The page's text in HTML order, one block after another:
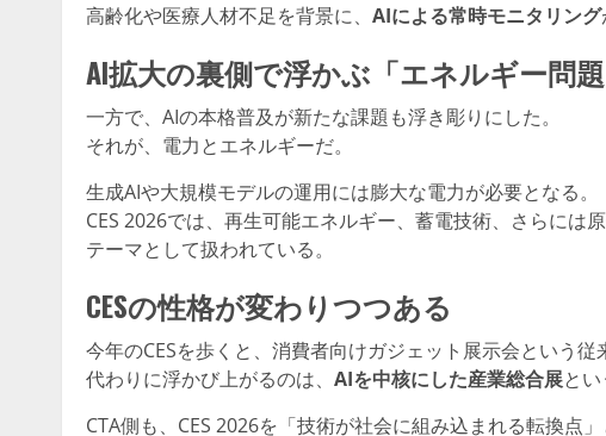
高齢化や医療人材不足を背景に、 AIによる常時モニタリング
AI拡大の裏側で浮かぶ「エネルギー問題
一方で、AIの本格普及が新たな課題も浮き彫りにした。
それが、電力とエネルギーだ。
生成AIや大規模モデルの運用には膨大な電力が必要となる。
CES 2026では、再生可能エネルギー、蓄電技術、さらには原
テーマとして扱われている。
CESの性格が変わりつつある
今年のCESを歩くと、消費者向けガジェット展示会という従
代わりに浮かび上がるのは、 AIを中核にした産業総合展とい
CTA側も、CES 2026を「技術が社会に組み込まれる転換点」